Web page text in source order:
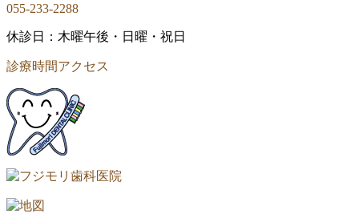
055-233-2288
休診日：木曜午後・日曜・祝日
診療時間アクセス